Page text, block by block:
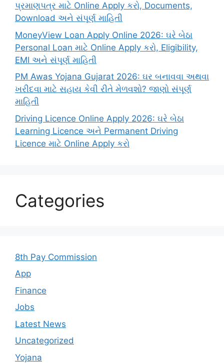
પ્રમાણપત્ર માટે Online Apply કરો, Documents,
Download અને સંપૂર્ણ માહિતી
MoneyView Loan Apply Online 2026: ઘરે બેઠા
Personal Loan માટે Online Apply કરો, Eligibility,
EMI અને સંપૂર્ણ માહિતી
PM Awas Yojana Gujarat 2026: ઘર બનાવવા અથવા
ખરીદવા માટે સહાય કેવી રીતે મેળવશો? જાણો સંપૂર્ણ
માહિતી
Driving Licence Online Apply 2026: ઘરે બેઠા
Learning Licence અને Permanent Driving
Licence માટે Online Apply કરો
Categories
8th Pay Commission
App
Finance
Jobs
Latest News
Uncategorized
Yojana